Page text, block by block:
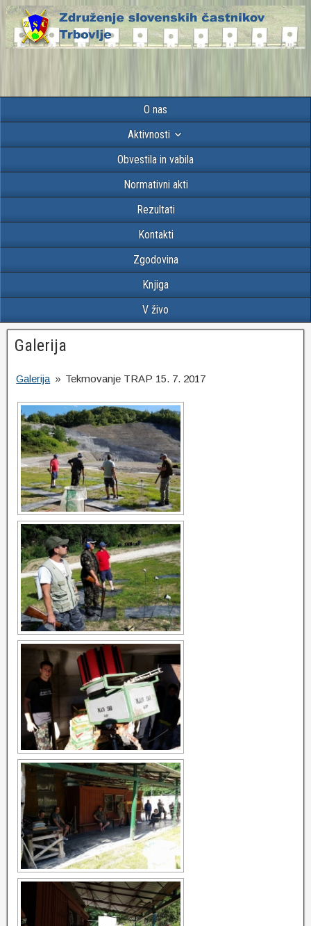
O nas
Aktivnosti
Obvestila in vabila
Normativni akti
Rezultati
Kontakti
Zgodovina
Knjiga
V živo
Galerija
Galerija » Tekmovanje TRAP 15. 7. 2017